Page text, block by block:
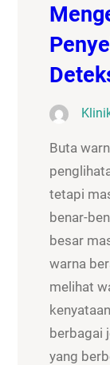
Buta
tetapi
benar-
besar
warna
melihat
berbagai
yang